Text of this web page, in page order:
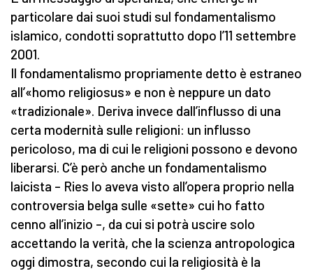
particolare dai suoi studi sul fondamentalismo
islamico, condotti soprattutto dopo l’11 settembre
2001.
Il fondamentalismo propriamente detto è estraneo
all’«homo religiosus» e non è neppure un dato
«tradizionale». Deriva invece dall’influsso di una
certa modernità sulle religioni: un influsso
pericoloso, ma di cui le religioni possono e devono
liberarsi. C’è però anche un fondamentalismo
laicista – Ries lo aveva visto all’opera proprio nella
controversia belga sulle «sette» cui ho fatto
cenno all’inizio –, da cui si potrà uscire solo
accettando la verità, che la scienza antropologica
oggi dimostra, secondo cui la religiosità è la